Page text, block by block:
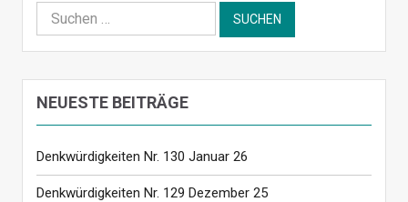
Suchen
NEUESTE BEITRÄGE
Denkwürdigkeiten Nr. 130 Januar 26
Denkwürdigkeiten Nr. 129 Dezember 25